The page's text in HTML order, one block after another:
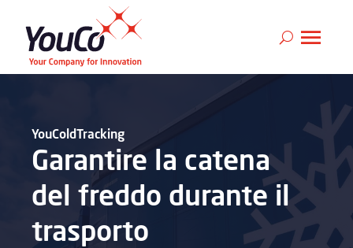
Garantire la catena
del freddo durante il
trasporto
YouColdTracking